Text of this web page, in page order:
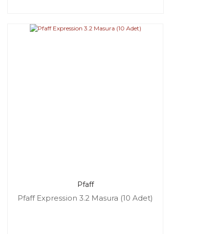
Pfaff
Pfaff Expression 3.2 Masura (10 Adet)